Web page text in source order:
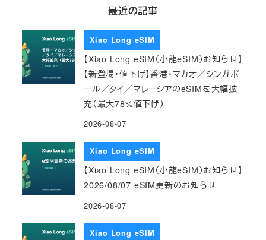
最近の記事
Xiao Long eSIM
【Xiao Long eSIM（小龍eSIM）お知らせ】
【新登場・値下げ】香港・マカオ／シンガポ
ール／タイ／マレーシアのeSIMを大幅拡
充（最大78%値下げ）
2026-08-07
Xiao Long eSIM
【Xiao Long eSIM（小龍eSIM）お知らせ】
2026/08/07 eSIM更新のお知らせ
2026-08-07
Xiao Long eSIM